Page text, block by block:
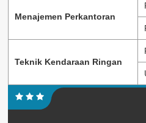
Menajemen Perkantoran
Teknik Kendaraan Ringan